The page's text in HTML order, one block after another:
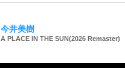
今井美樹
A PLACE IN THE SUN(2026 Remaster)